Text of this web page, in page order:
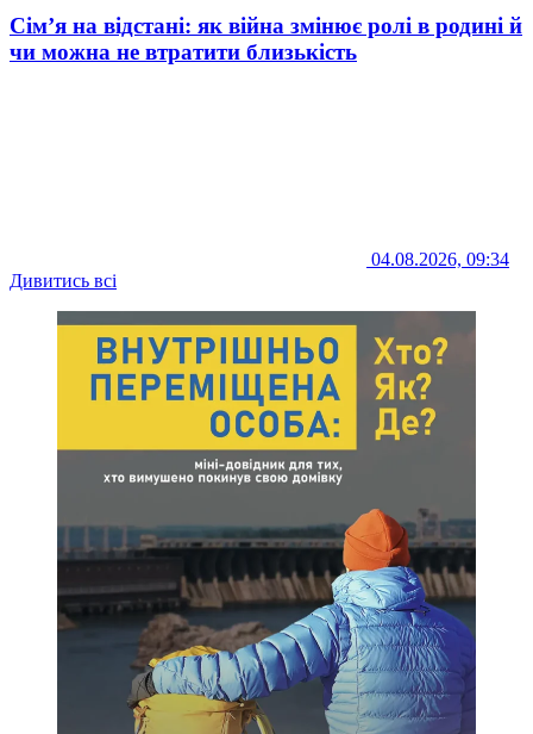
Сім’я на відстані: як війна змінює ролі в родині й
чи можна не втратити близькість
04.08.2026, 09:34
Дивитись всі